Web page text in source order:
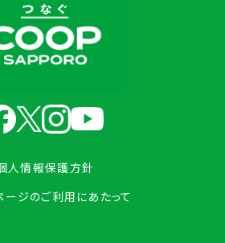
人情報保護方針
ージのご利用にあたって